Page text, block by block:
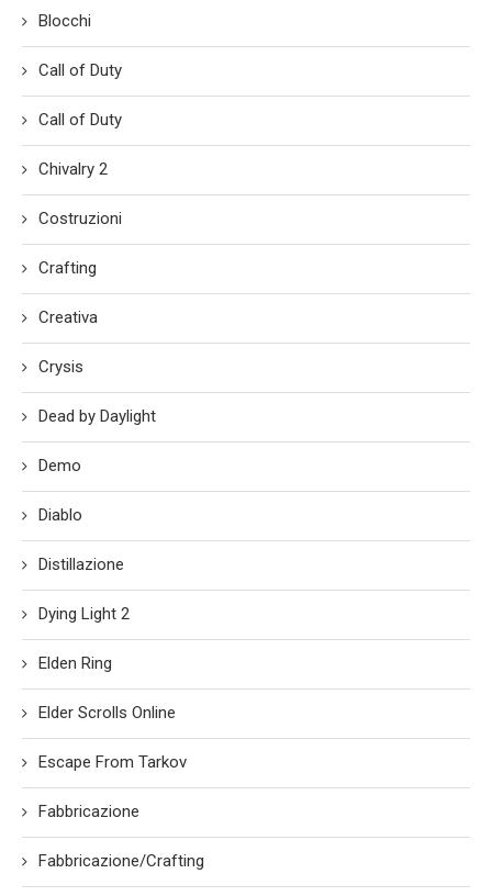
Blocchi
Call of Duty
Call of Duty
Chivalry 2
Costruzioni
Crafting
Creativa
Crysis
Dead by Daylight
Demo
Diablo
Distillazione
Dying Light 2
Elden Ring
Elder Scrolls Online
Escape From Tarkov
Fabbricazione
Fabbricazione/Crafting